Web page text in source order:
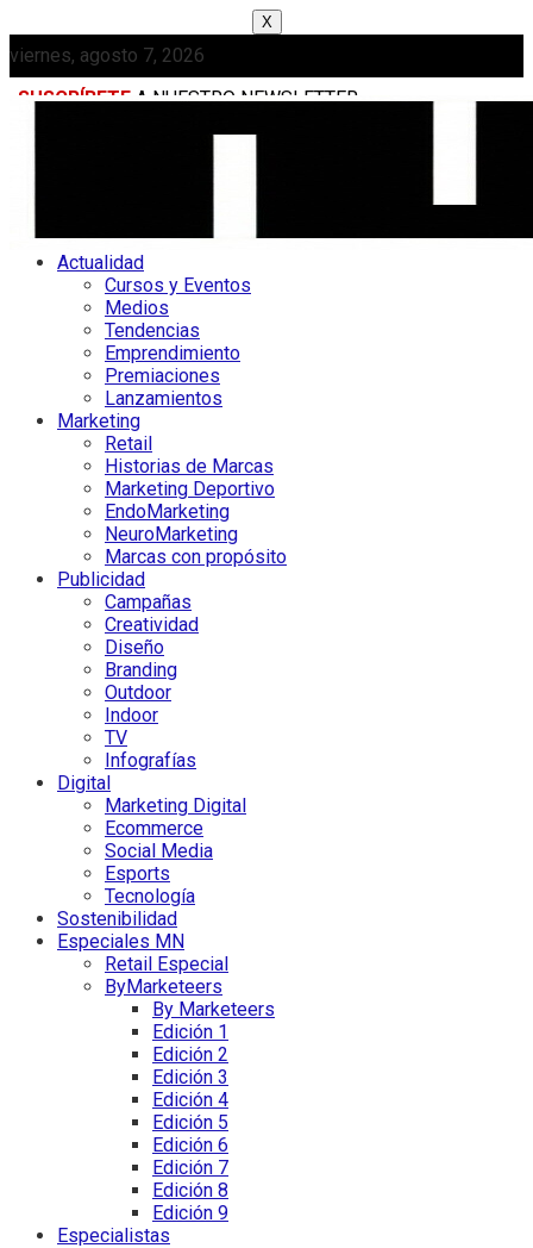
X
viernes, agosto 7, 2026
SUSCRÍBETE A NUESTRO NEWSLETTER
Actualidad
Cursos y Eventos
Medios
Tendencias
Emprendimiento
Premiaciones
Lanzamientos
Marketing
Retail
Historias de Marcas
Marketing Deportivo
EndoMarketing
NeuroMarketing
Marcas con propósito
Publicidad
Campañas
Creatividad
Diseño
Branding
Outdoor
Indoor
TV
Infografías
Digital
Marketing Digital
Ecommerce
Social Media
Esports
Tecnología
Sostenibilidad
Especiales MN
Retail Especial
ByMarketeers
By Marketeers
Edición 1
Edición 2
Edición 3
Edición 4
Edición 5
Edición 6
Edición 7
Edición 8
Edición 9
Especialistas